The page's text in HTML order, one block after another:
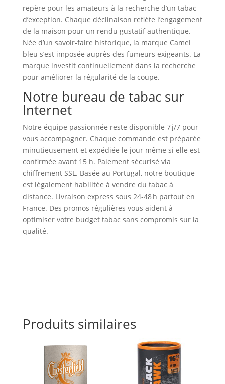
repère pour les amateurs à la recherche d’un tabac
d’exception. Chaque déclinaison reflète l’engagement
de la maison pour un rendu gustatif authentique.
Née d’un savoir‑faire historique, la marque Camel
bleu s’est imposée auprès des fumeurs exigeants. La
marque investit continuellement dans la recherche
pour améliorer la régularité de la coupe.
Notre bureau de tabac sur
Internet
Notre équipe passionnée reste disponible 7 j/7 pour
vous accompagner. Chaque commande est préparée
minutieusement et expédiée le jour même si elle est
confirmée avant 15 h. Paiement sécurisé via
chiffrement SSL. Basée au Portugal, notre boutique
est légalement habilitée à vendre du tabac à
distance. Livraison express sous 24‑48 h partout en
France. Des promos régulières vous aident à
optimiser votre budget tabac sans compromis sur la
qualité.
Produits similaires